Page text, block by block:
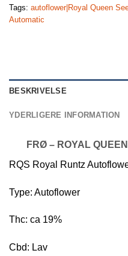
Tags: autoflower|Royal Queen
Automatic
BESKRIVELSE
YDERLIGERE INFORMATION
FRØ – ROYAL
RQS Royal Runtz
Type: Autoflower
Thc: ca 19%
Cbd: Lav